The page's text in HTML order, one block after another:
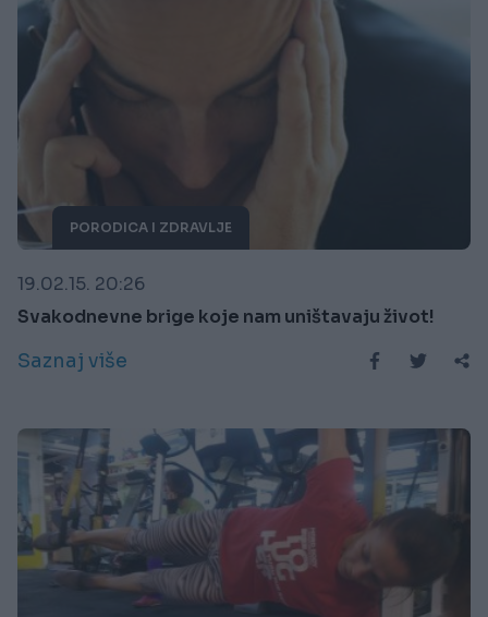
PORODICA I ZDRAVLJE
19.02.15. 20:26
Svakodnevne brige koje nam uništavaju život!
Saznaj više